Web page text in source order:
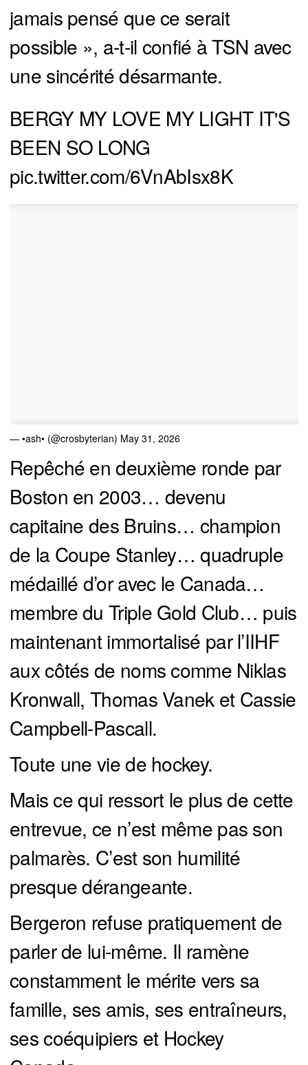
jamais pensé que ce serait
possible », a-t-il confié à TSN avec
une sincérité désarmante.
BERGY MY LOVE MY LIGHT IT'S
BEEN SO LONG
pic.twitter.com/6VnAbIsx8K
— •ash• (@crosbyterian) May 31, 2026
Repêché en deuxième ronde par
Boston en 2003… devenu
capitaine des Bruins… champion
de la Coupe Stanley… quadruple
médaillé d’or avec le Canada…
membre du Triple Gold Club… puis
maintenant immortalisé par l’IIHF
aux côtés de noms comme Niklas
Kronwall, Thomas Vanek et Cassie
Campbell-Pascall.
Toute une vie de hockey.
Mais ce qui ressort le plus de cette
entrevue, ce n’est même pas son
palmarès. C’est son humilité
presque dérangeante.
Bergeron refuse pratiquement de
parler de lui-même. Il ramène
constamment le mérite vers sa
famille, ses amis, ses entraîneurs,
ses coéquipiers et Hockey